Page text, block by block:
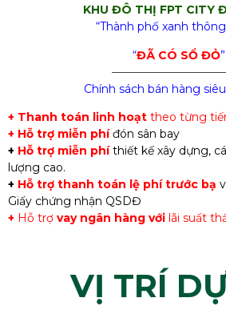
KHU ĐÔ THỊ FPT CITY
“Thành phố xanh
“ĐÃ CÓ SỔ ĐỎ”
Chính sách bán hàng
+ Thanh toán linh hoạt theo từng
+ Hỗ trợ miễn phíđón sân bay
+ Hỗ trợ miễn phíthiết kế xây dựng,
lượng cao.
+ Hỗ trợ thanh toán lệ phí trước bạ
Giấy chứng nhận QSDĐ
+ Hỗ trợ vay ngân hàng với lãi suất
VỊ TRÍ